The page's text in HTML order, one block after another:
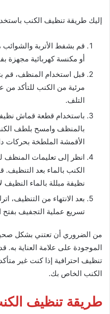
إليك طريقة تنظيف الكنب
قم بشفط الأتربة
أو مكنسة كهربائية مجهزة
قبل استخدام المنظف، قم
مرئية من الكنب للتأكد من
التلف.
باستخدام قطعة قماش نظيفة
بالمنظف وامسح بلطف
الأقمشة الملطخة بحركات
انظر إلى تعليمات
الكنب بالماء بعد
نظيفة مبللة بالماء النظيف
بعد الانتهاء من التنظيف،
تسريع عملية التجفيف بفتح
من الضروري أن تعتني بشكل صحيح
الموجودة على علامة العناية
تنظيف احترافية إذا كنت غير
الكنب الخاص بك.
طريقة تنظيف